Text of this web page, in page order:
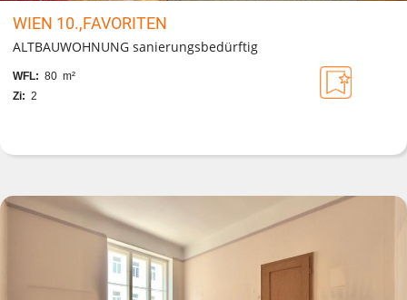
WIEN 10.,FAVORITEN
ALTBAUWOHNUNG sanierungsbedürftig
WFL: 80 m²
Zi: 2